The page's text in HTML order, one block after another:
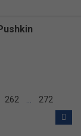
262 272